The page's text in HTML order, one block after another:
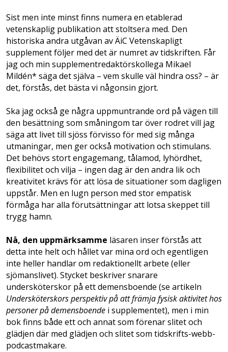
Sist men inte minst finns numera en etablerad
vetenskaplig publikation att stoltsera med. Den
historiska andra utgåvan av ÄiC Veten­skapligt
supplement följer med det är numret av tidskriften. Får
jag och min supplementredaktörs­kollega Mikael
Mildén* säga det själva – vem skulle väl hindra oss? – är
det, förstås, det bästa vi någonsin gjort.
Ska jag också ge några uppmuntrande ord på vägen till
den besättning som småningom tar över rodret vill jag
säga att livet till sjöss förvisso för med sig många
utmaningar, men ger också motivation och stimulans.
Det behövs stort engagemang, tålamod, lyhörd­het,
flexibilitet och vilja – ingen dag är den andra lik och
kreativitet krävs för att lösa de situationer som dagligen
uppstår. Men en lugn person med stor empatisk
förmåga har alla förutsättningar att lotsa skeppet till
trygg hamn.
Nå, den uppmärksamme läsaren inser förstås att
detta inte helt och hållet var mina ord och egentligen
inte heller handlar om redaktionellt arbete (eller
sjömanslivet). Stycket beskriver snarare
undersköterskor på ett demens­boende (se artikeln
Undersköterskors perspektiv på att främja fysisk aktivitet hos
personer på demensboende i supplementet), men i min
bok finns både ett och annat som förenar slitet och
glädjen där med glädjen och slitet som tidskrifts-webb-
podcas­t­makare.